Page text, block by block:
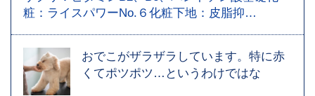
粧：ライスパワーNo.６化粧下地：皮脂抑…
おでこがザラザラしています。特に赤
くてポツポツ…というわけではな